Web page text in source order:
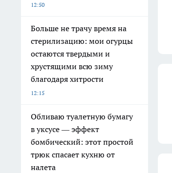
12:50
Больше не трачу время на
стерилизацию: мои огурцы
остаются твердыми и
хрустящими всю зиму
благодаря хитрости
12:15
Обливаю туалетную бумагу
в уксусе — эффект
бомбический: этот простой
трюк спасает кухню от
налета